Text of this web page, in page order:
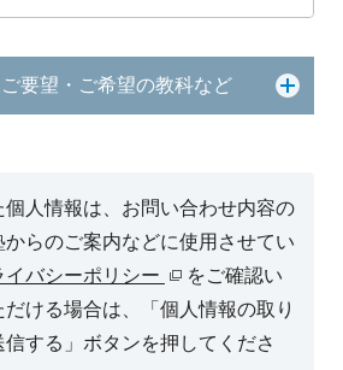
要望・ご希望の教科など
個人情報は、お問い合わせ内容の
からのご案内などに使用させてい
イバシーポリシー
をご確認い
ける場合は、「個人情報の取り
する」ボタンを押してくださ